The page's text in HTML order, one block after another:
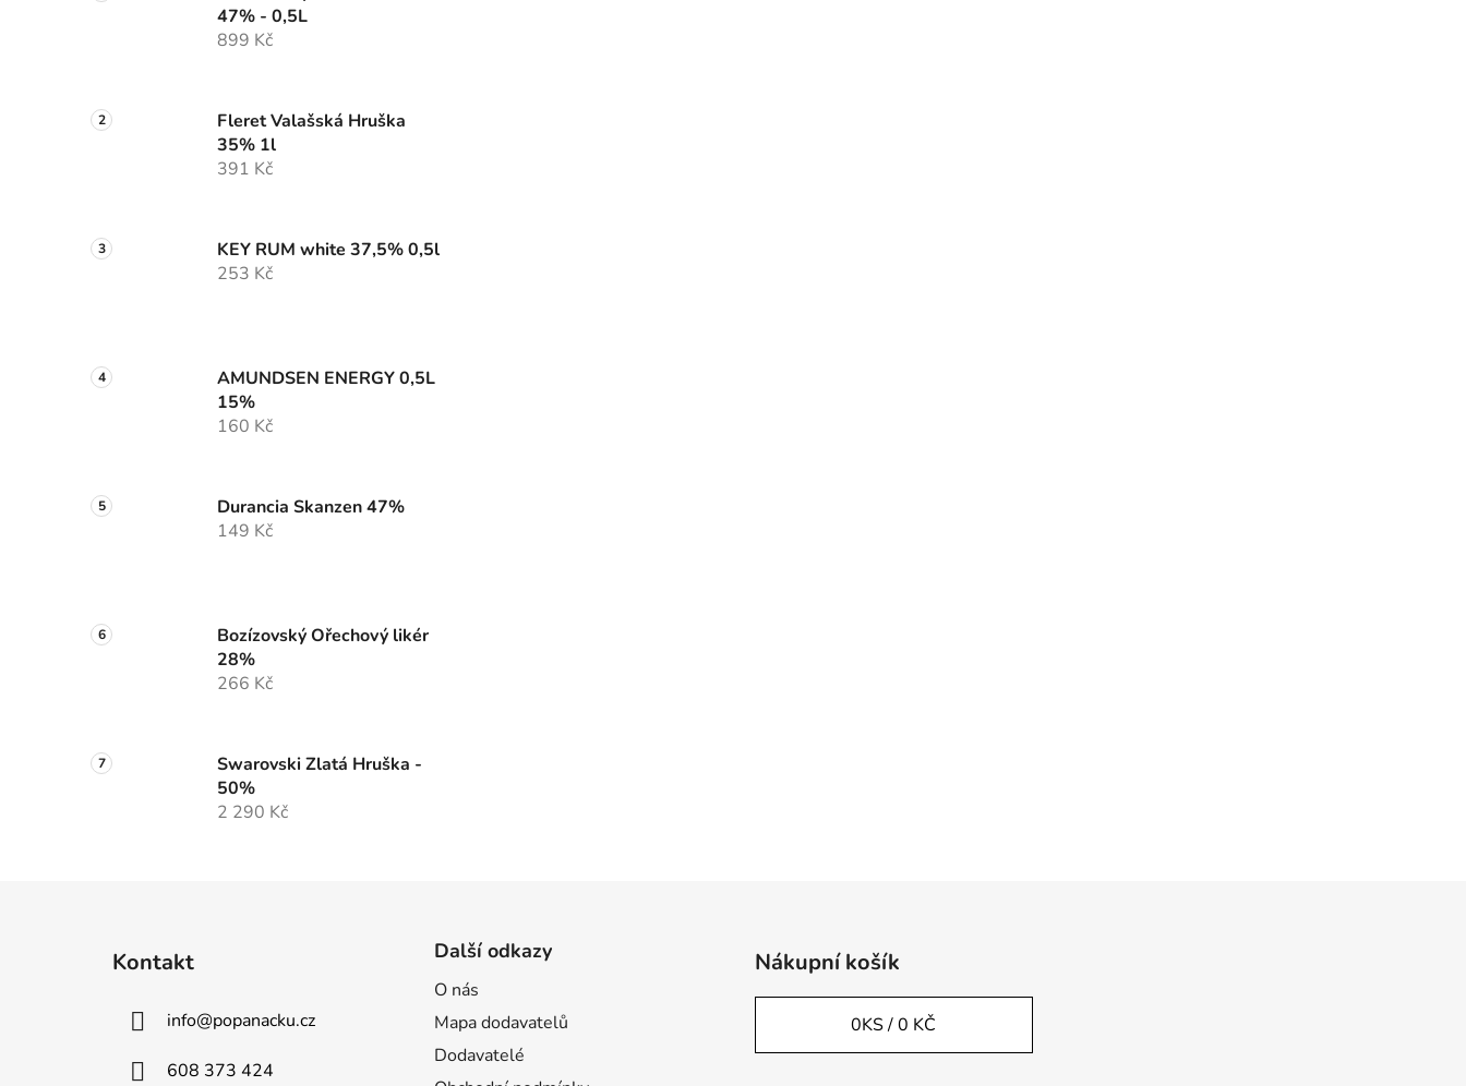
47% - 0,5L
899 Kč
Fleret Valašská Hruška
35% 1l
391 Kč
KEY RUM white 37,5% 0,5l
253 Kč
AMUNDSEN ENERGY 0,5L
15%
160 Kč
Durancia Skanzen 47%
149 Kč
Bozízovský Ořechový likér
28%
266 Kč
Swarovski Zlatá Hruška -
50%
2 290 Kč
Kontakt
info@popanacku.cz
608 373 424
Další odkazy
O nás
Mapa dodavatelů
Dodavatelé
Nákupní košík
0KS /0 KČ